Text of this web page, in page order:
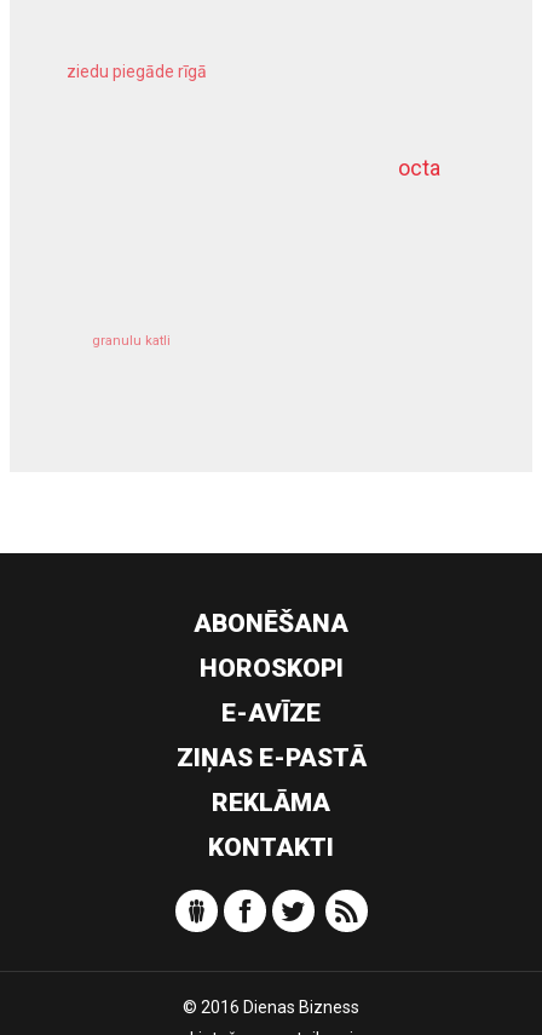
octa
ziedu piegāde rīgā
granulu katli
dziļurbums
ABONĒŠANA
HOROSKOPI
E-AVĪZE
ZIŅAS E-PASTĀ
REKLĀMA
KONTAKTI
© 2016 Dienas Bizness